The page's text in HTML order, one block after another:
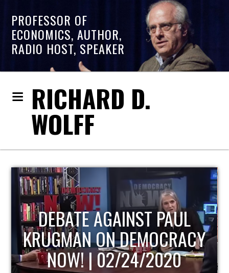
PROFESSOR OF
ECONOMICS, AUTHOR,
RADIO HOST, SPEAKER
RICHARD D.
WOLFF
DEBATE AGAINST PAUL
KRUGMAN ON DEMOCRACY
NOW! | 02/24/2020